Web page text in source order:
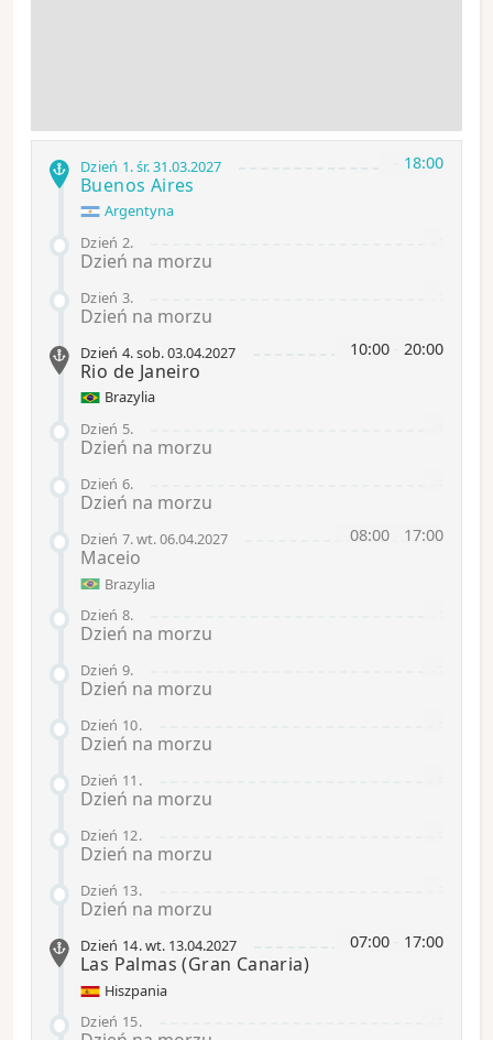
18:00
Dzień 1.śr.31.03.2027
Buenos Aires
Argentyna
Dzień 2.
Dzień na morzu
Dzień 3.
Dzień na morzu
10:00 20:00
Dzień 4.sob.03.04.2027
Rio de Janeiro
Brazylia
Dzień 5.
Dzień na morzu
Dzień 6.
Dzień na morzu
08:00 17:00
Dzień 7.wt.06.04.2027
Maceio
Brazylia
Dzień 8.
Dzień na morzu
Dzień 9.
Dzień na morzu
Dzień 10.
Dzień na morzu
Dzień 11 .
Dzień na morzu
Dzień 12.
Dzień na morzu
Dzień 13.
Dzień na morzu
07:00 17:00
Dzień 14.wt.13.04.2027
Las Palmas(Gran Canaria)
Hiszpania
Dzień 15.